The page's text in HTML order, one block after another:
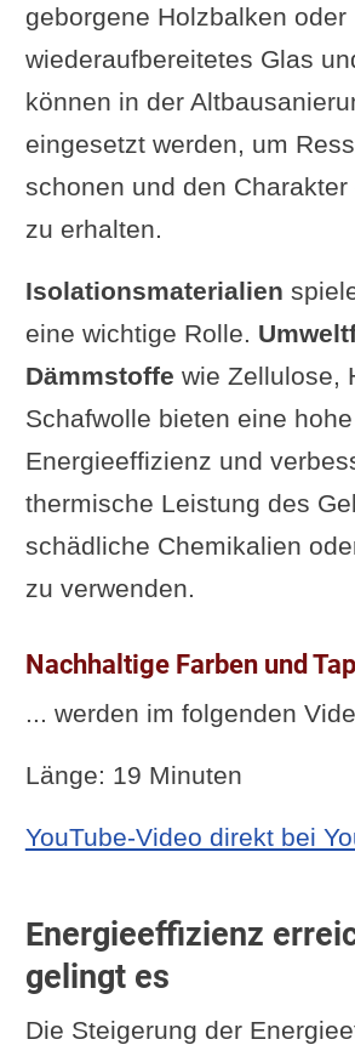
geborgene Holzbalken oder
wiederaufbereitetes Glas
können in der
eingesetzt werden, um
schonen und den Charakter
zu erhalten.
Isolationsmaterialien
eine wichtige Rolle.
Dämmstoffe wie Zellulose,
Schafwolle bieten eine hohe
Energieeffizienz und
thermische Leistung des
schädliche Chemikalien
zu verwenden.
Nachhaltige Farben und
... werden im folgenden
Länge: 19 Minuten
YouTube-Video direkt bei
Energieeffizienz
gelingt es
Die Steigerung der